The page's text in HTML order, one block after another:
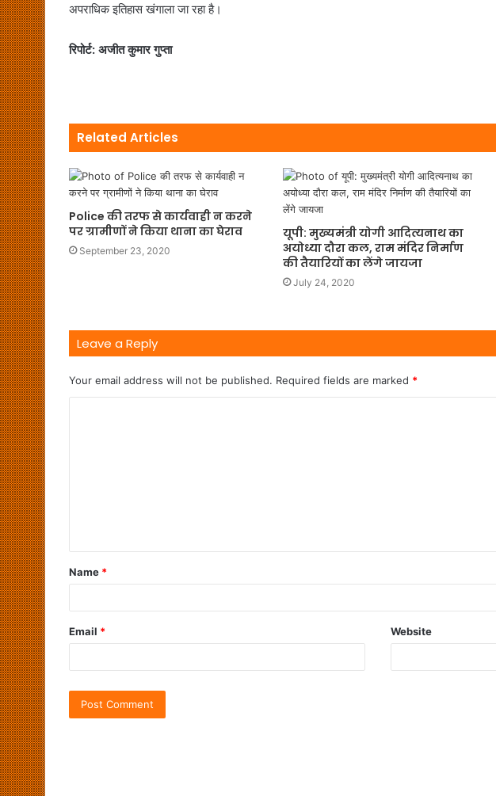
अपराधिक इतिहास खंगाला जा रहा है।
रिपोर्ट: अजीत कुमार गुप्ता
Related Articles
Police की तरफ से कार्यवाही न करने
पर ग्रामीणों ने किया थाना का घेराव
September 23, 2020
यूपी: मुख्यमंत्री योगी आदित्यनाथ का
अयोध्या दौरा कल, राम मंदिर निर्माण
की तैयारियों का लेंगे जायजा
July 24, 2020
Leave a Reply
Your email address will not be published. Required fields are marked *
Name *
Email * Website